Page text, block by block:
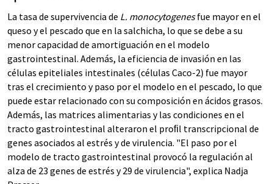
La tasa de supervivencia de L. monocytogenesfue mayor en el
queso y el pescado que en la salchicha, lo que se debe a su
menor capacidad de amortiguación en el modelo
gastrointestinal. Además, la eficiencia de invasión en las
células epiteliales intestinales (células Caco-2) fue mayor
tras el crecimiento y paso por el modelo en el pescado, lo que
puede estar relacionado con su composición en ácidos grasos.
Además, las matrices alimentarias y las condiciones en el
tracto gastrointestinal alteraron el proﬁl transcripcional de
genes asociados al estrés y de virulencia. "El paso por el
modelo de tracto gastrointestinal provocó la regulación al
alza de 23 genes de estrés y 29 de virulencia", explica Nadja